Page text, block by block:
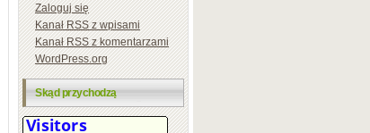
Zaloguj się
KanałRSSz wpisami
KanałRSSz komentarzami
WordPress.org
Skąd przychodzą